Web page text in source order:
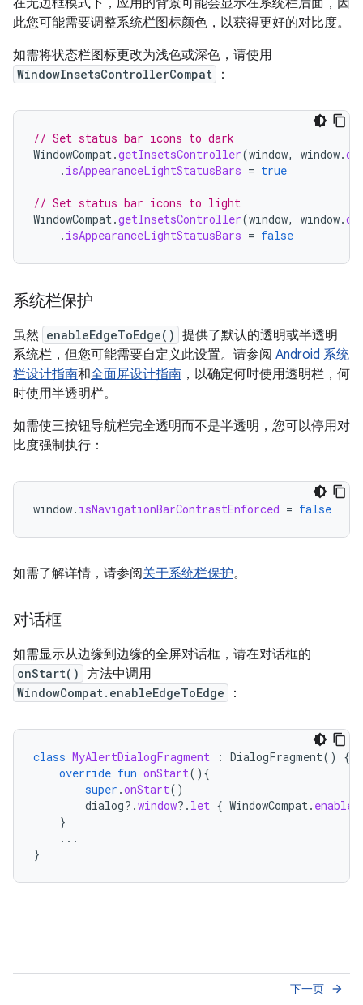
在无边框模式下，应用的背景可能会显示在系统栏后面，因
此您可能需要调整系统栏图标颜色，以获得更好的对比度。
如需将状态栏图标更改为浅色或深色，请使用
WindowInsetsControllerCompat ：
// Set status bar icons to dark
WindowCompat.getInsetsController(window, window.
. isAppearanceLightStatusBars = true
// Set status bar icons to light
WindowCompat.getInsetsController(window, window.
. isAppearanceLightStatusBars = false
系统栏保护
虽然 enableEdgeToEdge() 提供了默认的透明或半透明
系统栏，但您可能需要自定义此设置。请参阅 Android 系统
栏设计指南和全面屏设计指南 ，以确定何时使用透明栏，何
时使用半透明栏。
如需使三按钮导航栏完全透明而不是半透明，您可以停用对
比度强制执行：
window. isNavigationBarContrastEnforced = false
如需了解详情，请参阅关于系统栏保护。
对话框
如需显示从边缘到边缘的全屏对话框，请在对话框的
onStart() 方法中调用
WindowCompat.enableEdgeToEdge ：
class MyAlertDialogFragment : DialogFragment()
{
override fun onStart(){
super .onStart()
dialog?.window?. let { WindowCompat.
}
...
}
下一页 arrow_forward